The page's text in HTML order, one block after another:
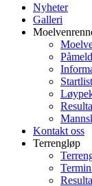
Nyheter
Galleri
Kontakt oss
Terrengløp